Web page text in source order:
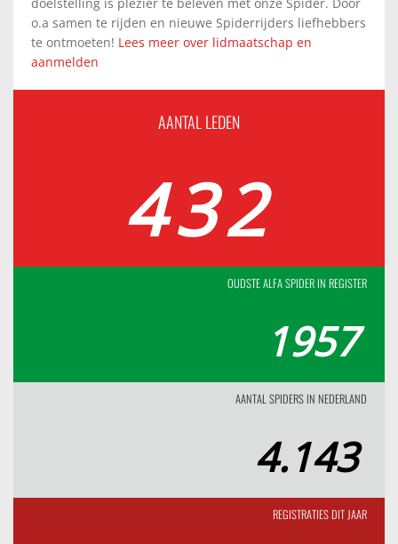
doelstelling is plezier te beleven met onze Spider. Door
o.a samen te rijden en nieuwe Spiderrijders liefhebbers
te ontmoeten! Lees meer over lidmaatschap en
aanmelden
AANTAL LEDEN
432
OUDSTE ALFA SPIDER IN REGISTER
1957
AANTAL SPIDERS IN NEDERLAND
4.143
REGISTRATIES DIT JAAR